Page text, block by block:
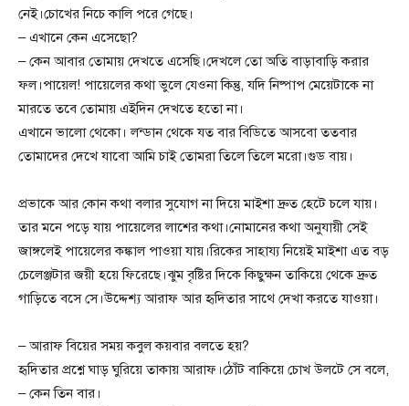
নেই।চোখের নিচে কালি পরে গেছে।
– এখানে কেন এসেছো?
– কেন আবার তোমায় দেখতে এসেছি।দেখলে তো অতি বাড়াবাড়ি করার
ফল।পায়েল! পায়েলের কথা ভুলে যেওনা কিন্তু, যদি নিষ্পাপ মেয়েটাকে না
মারতে তবে তোমায় এইদিন দেখতে হতো না।
এখানে ভালো থেকো। লন্ডান থেকে যত বার বিডিতে আসবো ততবার
তোমাদের দেখে যাবো আমি চাই তোমরা তিলে তিলে মরো।গুড বায়।
প্রভাকে আর কোন কথা বলার সুযোগ না দিয়ে মাইশা দ্রুত হেটে চলে যায়।
তার মনে পড়ে যায় পায়েলের লাশের কথা।নোমানের কথা অনুযায়ী সেই
জাঙ্গলেই পায়েলের কঙ্কাল পাওয়া যায়।রিকের সাহায্য নিয়েই মাইশা এত বড়
চেলেঞ্জটার জয়ী হয়ে ফিরেছে।ঝুম বৃষ্টির দিকে কিছুক্ষন তাকিয়ে থেকে দ্রুত
গাড়িতে বসে সে।উদ্দেশ্য আরাফ আর হৃদিতার সাথে দেখা করতে যাওয়া।
– আরাফ বিয়ের সময় কবুল কয়বার বলতে হয়?
হৃদিতার প্রশ্নে ঘাড় ঘুরিয়ে তাকায় আরাফ।ঠোঁট বাকিয়ে চোখ উলটে সে বলে,
– কেন তিন বার।